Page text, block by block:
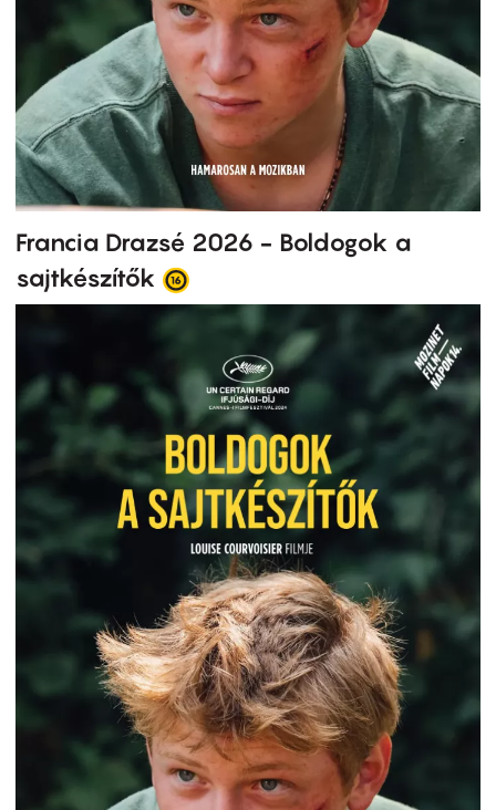
Francia Drazsé 2026 - Boldogok a
sajtkészítők